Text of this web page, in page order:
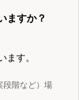
ますか？
ます。
段階など）場